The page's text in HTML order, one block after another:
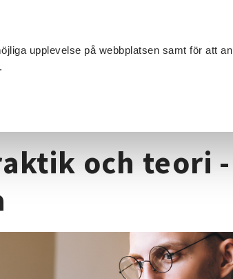
upplevelse på webbplatsen samt för att
EVENEMANG
och teori